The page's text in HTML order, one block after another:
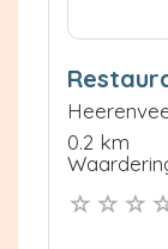
0.2 km